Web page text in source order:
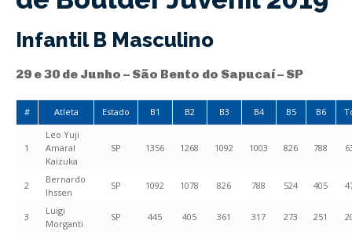
Infantil B Masculino
29 e 30 de Junho – São Bento do Sapucaí – SP
# Atleta Estado B1 B2 B3 B4 B5 B6
1
Leo Yuji
Amaral
Kaizuka
SP 1356 1268 1092 1003 826 788
2
Bernardo
Ihssen
SP 1092 1078 826 788 524 405
3
Luigi
Morganti
SP 445 405 361 317 273 251